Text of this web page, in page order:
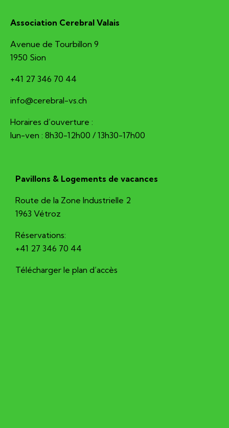
Association Cerebral Valais
Avenue de Tourbillon 9
1950 Sion
+41 27 346 70 44
hc.sv-larberec@ofni
Horaires d’ouverture :
lun-ven : 8h30-12h00 / 13h30-17h00
Pavillons & Logements de vacances
Route de la Zone Industrielle 2
1963 Vétroz
Réservations:
+41 27 346 70 44
Télécharger le plan d’accès